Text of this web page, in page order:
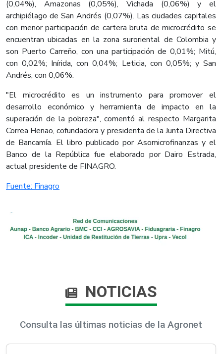
(0,04%), Amazonas (0,05%), Vichada (0,06%) y el
archipiélago de San Andrés (0,07%). Las ciudades capitales
con menor participación de cartera bruta de microcrédito se
encuentran ubicadas en la zona suroriental de Colombia y
son Puerto Carreño, con una participación de 0,01%; Mitú,
con 0,02%; Inírida, con 0,04%; Leticia, con 0,05%; y San
Andrés, con 0,06%.
"El microcrédito es un instrumento para promover el
desarrollo económico y herramienta de impacto en la
superación de la pobreza", comentó al respecto Margarita
Correa Henao, cofundadora y presidenta de la Junta Directiva
de Bancamía. El libro publicado por Asomicrofinanzas y el
Banco de la República fue elaborado por Dairo Estrada,
actual presidente de FINAGRO.
Fuente: Finagro
NOTICIAS
Consulta las últimas noticias de la Agronet